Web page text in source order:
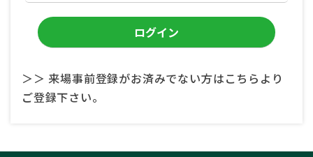
＞＞ 来場事前登録がお済みでない方はこちらより
ご登録下さい。